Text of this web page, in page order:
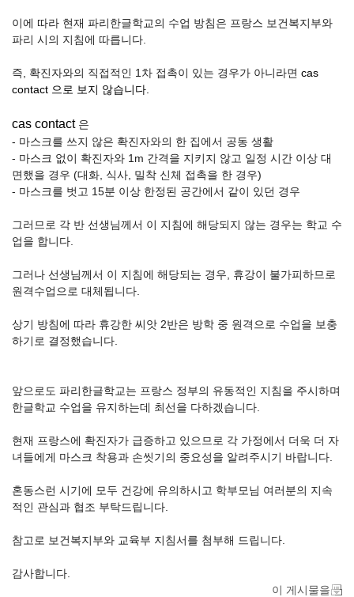
이에 따라 현재 파리한글학교의 수업 방침은 프랑스 보건복지부와
파리 시의 지침에 따릅니다.
즉, 확진자와의 직접적인 1차 접촉이 있는 경우가 아니라면 cas
contact 으로 보지 않습니다.
cas contact 은
- 마스크를 쓰지 않은 확진자와의 한 집에서 공동 생활
- 마스크 없이 확진자와 1m 간격을 지키지 않고 일정 시간 이상 대
면했을 경우 (대화, 식사, 밀착 신체 접촉을 한 경우)
- 마스크를 벗고 15분 이상 한정된 공간에서 같이 있던 경우
그러므로 각 반 선생님께서 이 지침에 해당되지 않는 경우는 학교 수
업을 합니다.
그러나 선생님께서 이 지침에 해당되는 경우, 휴강이 불가피하므로
원격수업으로 대체됩니다.
상기 방침에 따라 휴강한 씨앗 2반은 방학 중 원격으로 수업을 보충
하기로 결정했습니다.
앞으로도 파리한글학교는 프랑스 정부의 유동적인 지침을 주시하며
한글학교 수업을 유지하는데 최선을 다하겠습니다.
현재 프랑스에 확진자가 급증하고 있으므로 각 가정에서 더욱 더 자
녀들에게 마스크 착용과 손씻기의 중요성을 알려주시기 바랍니다.
혼동스런 시기에 모두 건강에 유의하시고 학부모님 여러분의 지속
적인 관심과 협조 부탁드립니다.
참고로 보건복지부와 교육부 지침서를 첨부해 드립니다.
감사합니다.
이 게시물을